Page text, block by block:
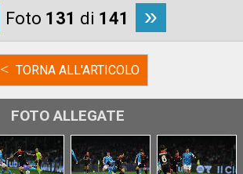
Foto 131 di 141 »
< TORNA ALL'ARTICOLO
FOTO ALLEGATE